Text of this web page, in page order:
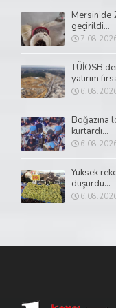
geçirildi...
yatırım
Boğazına
kurtardı...
Yüksek
düşürdü...